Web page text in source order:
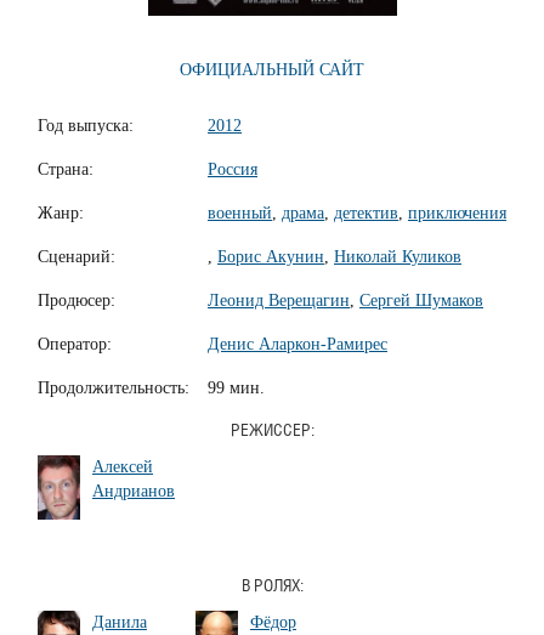
ОФИЦИАЛЬНЫЙ САЙТ
Год выпуска: 2012
Страна: Россия
Жанр: военный, драма, детектив, приключения
Сценарий: , Борис Акунин, Николай Куликов
Продюсер: Леонид Верещагин, Сергей Шумаков
Оператор: Денис Аларкон-Рамирес
Продолжительность: 99 мин.
РЕЖИССЕР:
Алексей
Андрианов
В РОЛЯХ:
Данила
Фёдор